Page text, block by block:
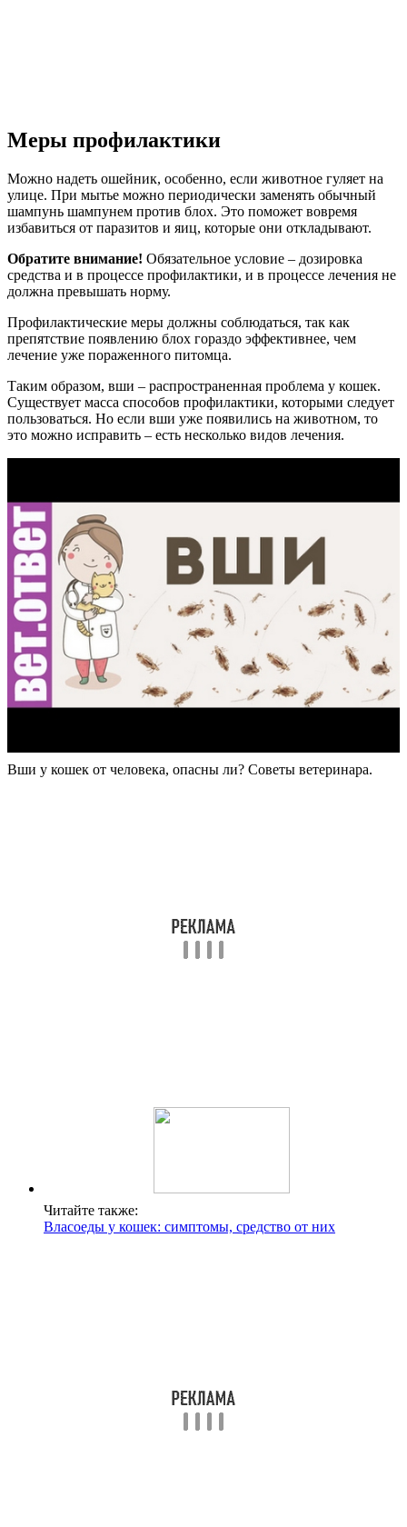
Меры профилактики
Можно надеть ошейник, особенно, если животное гуляет на
улице. При мытье можно периодически заменять обычный
шампунь шампунем против блох. Это поможет вовремя
избавиться от паразитов и яиц, которые они откладывают.
Обратите внимание! Обязательное условие – дозировка
средства и в процессе профилактики, и в процессе лечения не
должна превышать норму.
Профилактические меры должны соблюдаться, так как
препятствие появлению блох гораздо эффективнее, чем
лечение уже пораженного питомца.
Таким образом, вши – распространенная проблема у кошек.
Существует масса способов профилактики, которыми следует
пользоваться. Но если вши уже появились на животном, то
это можно исправить – есть несколько видов лечения.
Вши у кошек от человека, опасны ли? Советы ветеринара.
Читайте также:
Власоеды у кошек: симптомы, средство от них